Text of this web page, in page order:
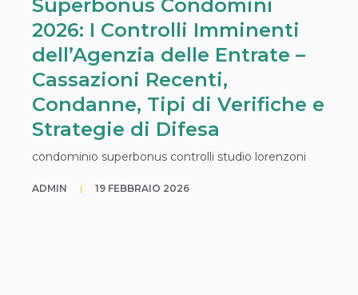
Superbonus Condomini
2026: I Controlli Imminenti
dell’Agenzia delle Entrate –
Cassazioni Recenti,
Condanne, Tipi di Verifiche e
Strategie di Difesa
condominio superbonus controlli studio lorenzoni
ADMIN | 19 FEBBRAIO 2026